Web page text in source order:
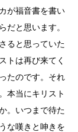
が福音書を書い
だと思います。
ると思っていた
トは再び来てく
たのです。それ
本当にキリスト
。いつまで待た
な嘆きと呻きを